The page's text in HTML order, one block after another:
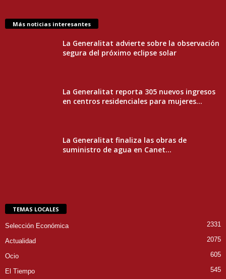
Más noticias interesantes
La Generalitat advierte sobre la observación
segura del próximo eclipse solar
La Generalitat reporta 305 nuevos ingresos
en centros residenciales para mujeres...
La Generalitat finaliza las obras de
suministro de agua en Canet...
TEMAS LOCALES
Selección Económica 2331
Actualidad 2075
Ocio 605
El Tiempo 545